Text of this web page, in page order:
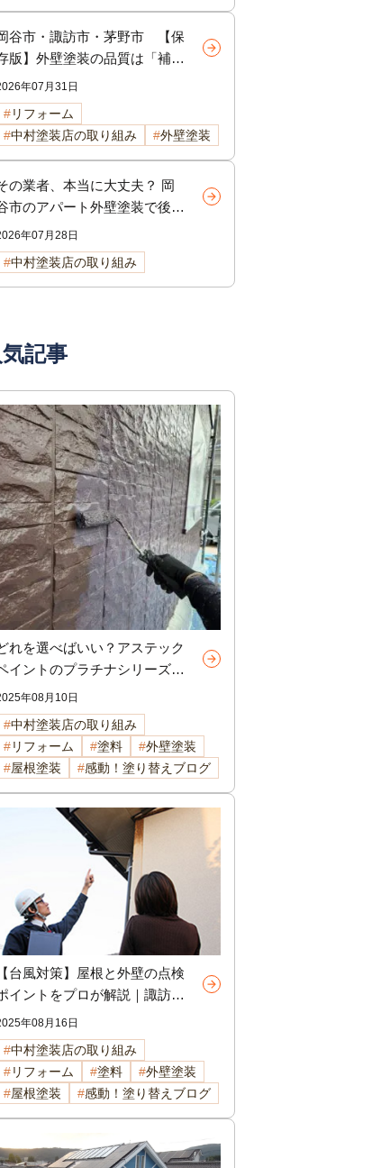
谷市・諏訪市・茅野市 【保
版】外壁塗装の品質は「補
」で決まる！塗装前に行う下
補修の重要性を徹底解説
年07月31日
リフォーム
中村塗装店の取り組み
外壁塗装
の業者、本当に大丈夫？ 岡
市のアパート外壁塗装で後悔
ないための選び方
年07月28日
中村塗装店の取り組み
気記事
れを選べばいい？アステック
イントのプラチナシリーズ比
解説【諏訪市・岡谷市・茅野
の外壁塗装】
年08月10日
中村塗装店の取り組み
リフォーム
塗料
外壁塗装
屋根塗装
感動！塗り替えブログ
【台風対策】屋根と外壁の点検
イントをプロが解説｜諏訪
・岡谷市・茅野市で家を守る
ら今がチャンス！
年08月16日
中村塗装店の取り組み
リフォーム
塗料
外壁塗装
屋根塗装
感動！塗り替えブログ